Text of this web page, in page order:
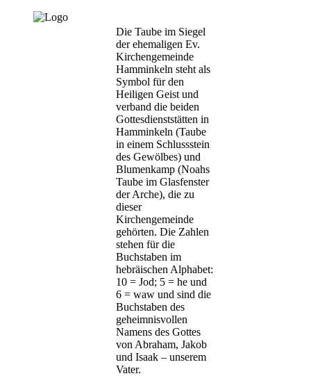
Die Taube im Siegel
der ehemaligen Ev.
Kirchengemeinde
Hamminkeln steht als
Symbol für den
Heiligen Geist und
verband die beiden
Gottesdienststätten in
Hamminkeln (Taube
in einem Schlussstein
des Gewölbes) und
Blumenkamp (Noahs
Taube im Glasfenster
der Arche), die zu
dieser
Kirchengemeinde
gehörten. Die Zahlen
stehen für die
Buchstaben im
hebräischen Alphabet:
10 = Jod; 5 = he und
6 = waw und sind die
Buchstaben des
geheimnisvollen
Namens des Gottes
von Abraham, Jakob
und Isaak – unserem
Vater.